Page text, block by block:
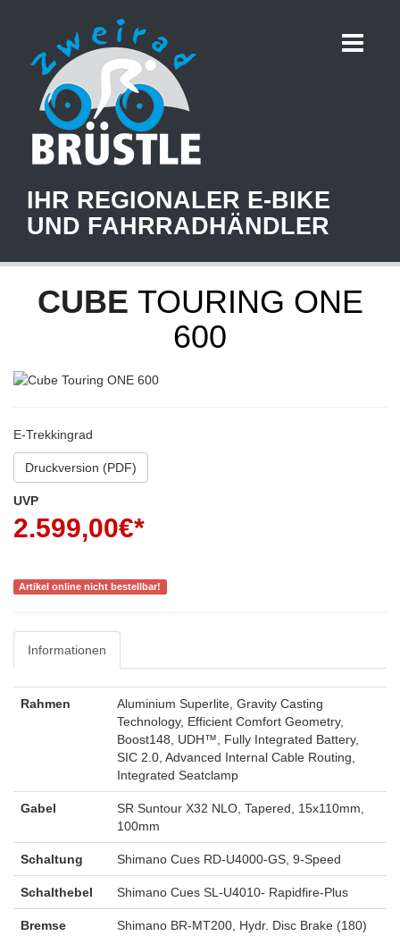
IHR REGIONALER E-BIKE
UND FAHRRADHÄNDLER
CUBE TOURING ONE
600
E-Trekkingrad
Druckversion (PDF)
UVP
2.599,00€*
Artikel online nicht bestellbar!
Informationen
Rahmen
Aluminium Superlite, Gravity Casting
Technology, Efficient Comfort Geometry,
Boost148, UDH™, Fully Integrated Battery,
SIC 2.0, Advanced Internal Cable Routing,
Integrated Seatclamp
Gabel
SR Suntour X32 NLO, Tapered, 15x110mm,
100mm
Schaltung Shimano Cues RD-U4000-GS, 9-Speed
Schalthebel Shimano Cues SL-U4010- Rapidfire-Plus
Bremse Shimano BR-MT200, Hydr. Disc Brake (180)